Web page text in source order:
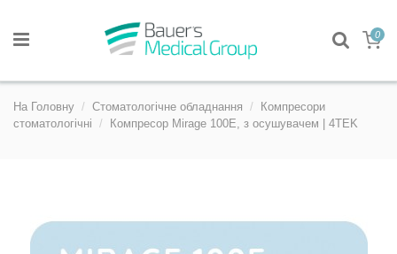
0
На Головну Стоматологічне обладнання
Компресори
стоматологічні
Компресор Mirage 100E, з осушувачем | 4TEK